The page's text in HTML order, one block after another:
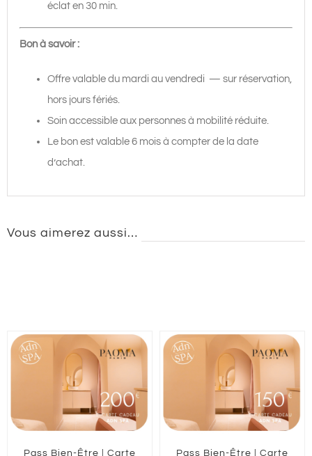
éclat en 30 min.
Bon à savoir :
Offre valable du mardi au vendredi — sur réservation,
hors jours fériés.
Soin accessible aux personnes à mobilité réduite.
Le bon est valable 6 mois à compter de la date
d’achat.
Vous aimerez aussi…
Pass Bien-Être | Carte Pass Bien-Être | Carte